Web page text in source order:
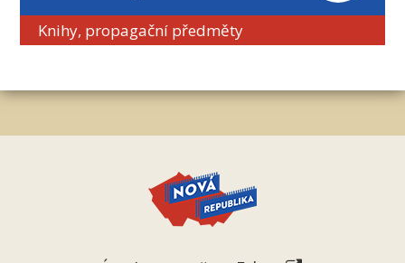
Knihy, propagační předměty